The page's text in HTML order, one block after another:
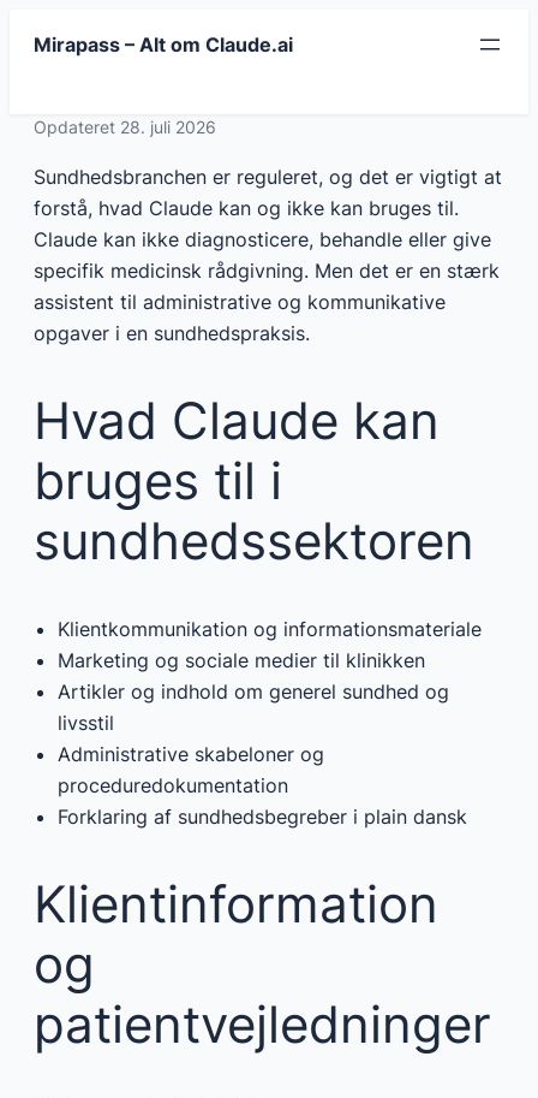
Mirapass – Alt om Claude.ai
Opdateret 28. juli 2026
Sundhedsbranchen er reguleret, og det er vigtigt at
forstå, hvad Claude kan og ikke kan bruges til.
Claude kan ikke diagnosticere, behandle eller give
specifik medicinsk rådgivning. Men det er en stærk
assistent til administrative og kommunikative
opgaver i en sundhedspraksis.
Hvad Claude kan
bruges til i
sundhedssektoren
Klientkommunikation og informationsmateriale
Marketing og sociale medier til klinikken
Artikler og indhold om generel sundhed og
livsstil
Administrative skabeloner og
proceduredokumentation
Forklaring af sundhedsbegreber i plain dansk
Klientinformation
og
patientvejledninger